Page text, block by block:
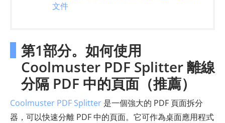
文件
第1部分。如何使用
Coolmuster PDF Splitter 離線
分隔 PDF 中的頁面（推薦）
Coolmuster PDF Splitter 是一個強大的 PDF 頁面拆分
器，可以快速分離 PDF 中的頁面。它可作為桌面應用程式